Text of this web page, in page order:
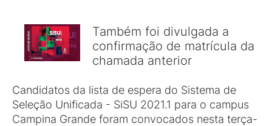
Também foi divulgada a
confirmação de matrícula da
chamada anterior
Candidatos da lista de espera do Sistema de
Seleção Unificada - SiSU 2021.1 para o campus
Campina Grande foram convocados nesta terça-